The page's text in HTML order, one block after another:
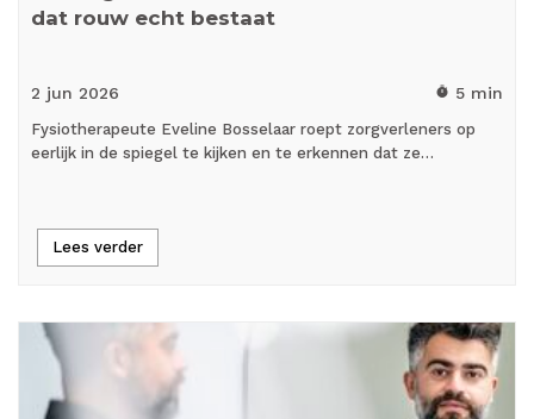
dat rouw echt bestaat
2 jun 2026 timer 5 min
Fysiotherapeute Eveline Bosselaar roept zorgverleners op
eerlijk in de spiegel te kijken en te erkennen dat ze…
Lees verder